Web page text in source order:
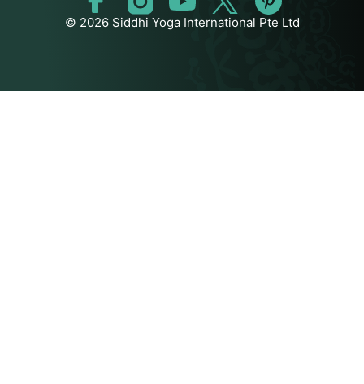
© 2026 Siddhi Yoga International Pte Ltd